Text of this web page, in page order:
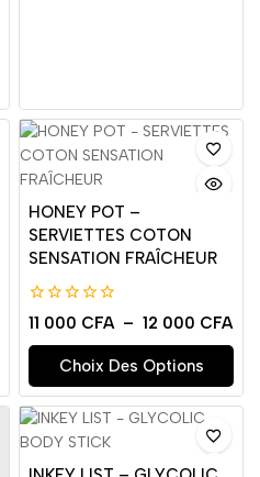
HONEY POT –
SERVIETTES COTON
SENSATION FRAÎCHEUR
0
de
5
11 000 CFA – 12 000 CFA
Choix Des Options